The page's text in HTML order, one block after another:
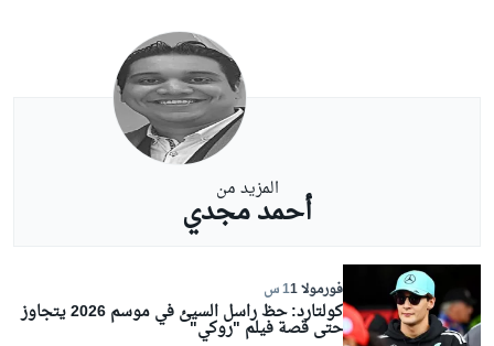
المزيد من
أحمد مجدي
فورمولا 1 1 س
كولتارد: حظ راسل السيئ في موسم 2026 يتجاوز
حتى قصة فيلم "روكي"